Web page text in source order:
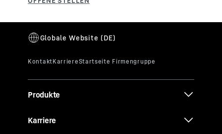
Produkte
Karriere